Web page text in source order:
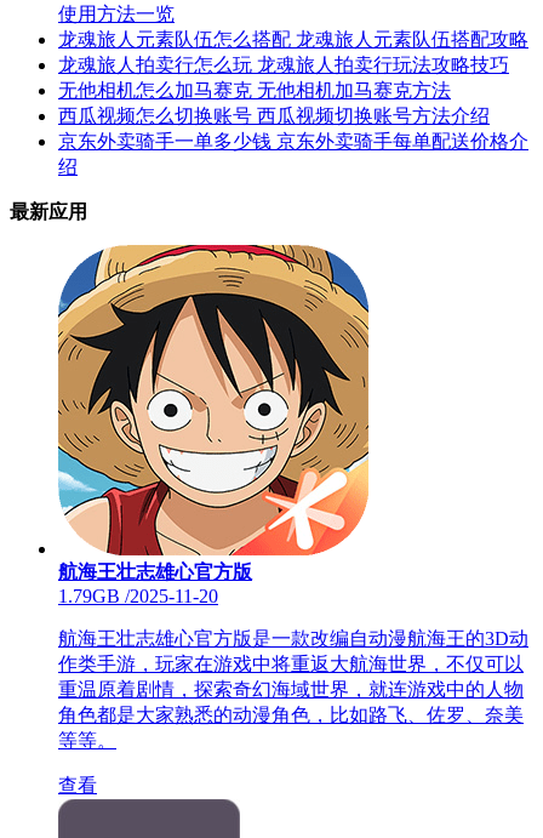
使用方法一览
龙魂旅人元素队伍怎么搭配 龙魂旅人元素队伍搭配攻略
龙魂旅人拍卖行怎么玩 龙魂旅人拍卖行玩法攻略技巧
无他相机怎么加马赛克 无他相机加马赛克方法
西瓜视频怎么切换账号 西瓜视频切换账号方法介绍
京东外卖骑手一单多少钱 京东外卖骑手每单配送价格介
绍
最新应用
航海王壮志雄心官方版
1.79GB /2025-11-20
航海王壮志雄心官方版是一款改编自动漫航海王的3D动
作类手游，玩家在游戏中将重返大航海世界，不仅可以
重温原着剧情，探索奇幻海域世界，就连游戏中的人物
角色都是大家熟悉的动漫角色，比如路飞、佐罗、奈美
等等。
查看